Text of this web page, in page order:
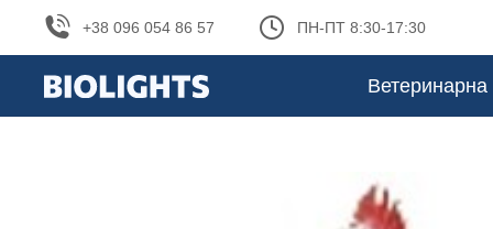
+38 096 054 86 57 ПН-ПТ 8:30-17:30
Ветеринарна